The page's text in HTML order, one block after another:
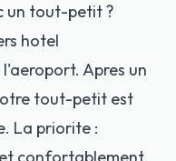
un tout-petit ?
hotel
Apres un
tout-petit est
La priorite :